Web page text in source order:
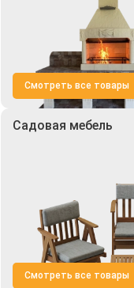
Смотреть все товары
Садовая мебель
Смотреть все товары